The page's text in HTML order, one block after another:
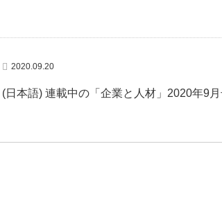
2020.09.20
(日本語) 連載中の「企業と人材」2020年9